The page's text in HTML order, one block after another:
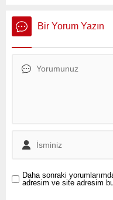
donanım seviyesi daha
ekledi.
Bir Yorum Yazın
Daha sonraki
adresim ve site adresim